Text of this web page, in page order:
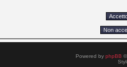
Powered by phpBB